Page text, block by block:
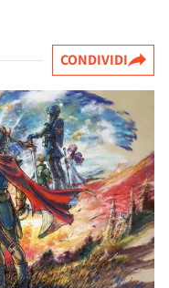
CONDIVIDI